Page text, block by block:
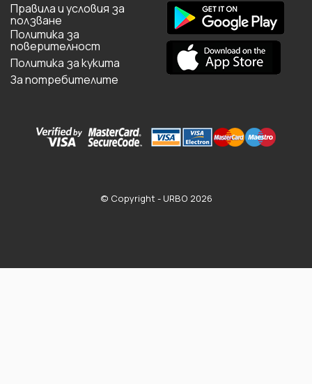
Правила и условия за
ползване
Политика за
поверителност
Политика за кукита
За потребителите
© Copyright - URBO 2026